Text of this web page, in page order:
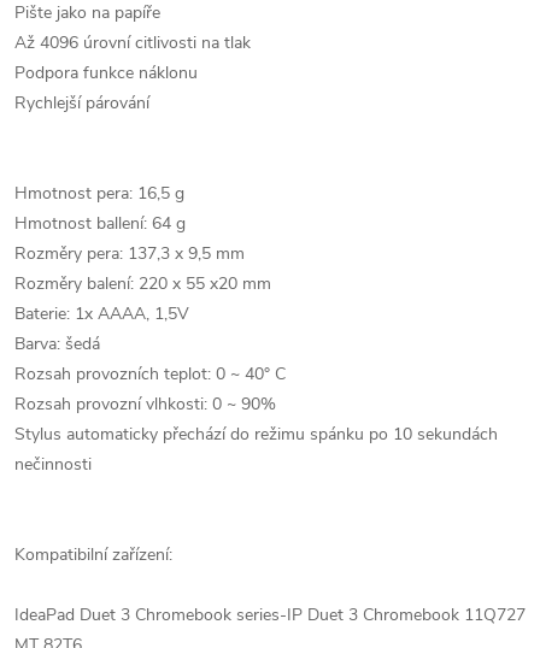
Pište jako na papíře
Až 4096 úrovní citlivosti na tlak
Podpora funkce náklonu
Rychlejší párování
Hmotnost pera: 16,5 g
Hmotnost ballení: 64 g
Rozměry pera: 137,3 x 9,5 mm
Rozměry balení: 220 x 55 x20 mm
Baterie: 1x AAAA, 1,5V
Barva: šedá
Rozsah provozních teplot: 0 ~ 40° C
Rozsah provozní vlhkosti: 0 ~ 90%
Stylus automaticky přechází do režimu spánku po 10 sekundách
nečinnosti
Kompatibilní zařízení:
IdeaPad Duet 3 Chromebook series-IP Duet 3 Chromebook 11Q727